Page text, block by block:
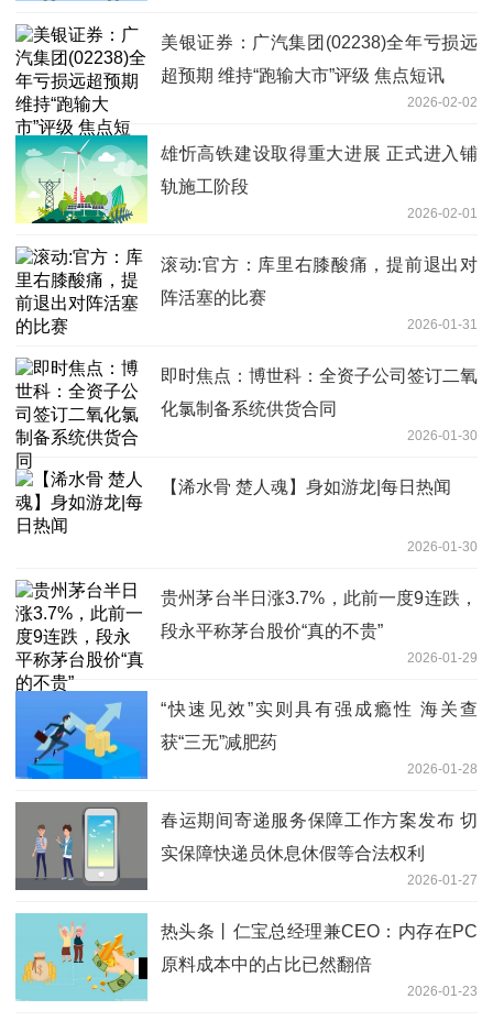
美银证券：广汽集团(02238)全年亏损远
超预期 维持“跑输大市”评级 焦点短讯
2026-02-02
雄忻高铁建设取得重大进展 正式进入铺
轨施工阶段
2026-02-01
滚动:官方：库里右膝酸痛，提前退出对
阵活塞的比赛
2026-01-31
即时焦点：博世科：全资子公司签订二氧
化氯制备系统供货合同
2026-01-30
【浠水骨 楚人魂】身如游龙|每日热闻
2026-01-30
贵州茅台半日涨3.7%，此前一度9连跌，
段永平称茅台股价“真的不贵”
2026-01-29
“快速见效”实则具有强成瘾性 海关查
获“三无”减肥药
2026-01-28
春运期间寄递服务保障工作方案发布 切
实保障快递员休息休假等合法权利
2026-01-27
热头条丨仁宝总经理兼CEO：内存在PC
原料成本中的占比已然翻倍
2026-01-23